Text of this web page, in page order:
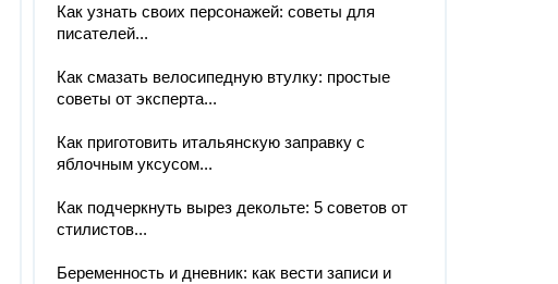
Как узнать своих персонажей: советы для
писателей...
Как смазать велосипедную втулку: простые
советы от эксперта...
Как приготовить итальянскую заправку с
яблочным уксусом...
Как подчеркнуть вырез декольте: 5 советов от
стилистов...
Беременность и дневник: как вести записи и